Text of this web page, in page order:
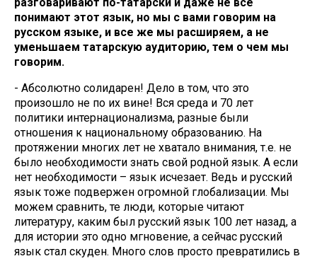
разговаривают по-татарски и даже не все
понимают этот язык, но мы с вами говорим на
русском языке, и все же мы расширяем, а не
уменьшаем татарскую аудиторию, тем о чем мы
говорим.
- Абсолютно солидарен! Дело в том, что это
произошло не по их вине! Вся среда и 70 лет
политики интернационализма, разные были
отношения к национальному образованию. На
протяжении многих лет не хватало внимания, т.е. не
было необходимости знать свой родной язык. А если
нет необходимости – язык исчезает. Ведь и русский
язык тоже подвержен огромной глобализации. Мы
можем сравнить, те люди, которые читают
литературу, каким был русский язык 100 лет назад, а
для истории это одно мгновение, а сейчас русский
язык стал скуден. Много слов просто превратились в